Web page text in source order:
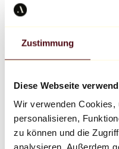
Zustimmung
Diese Webseite
Wir verwenden Cookies,
personalisieren,
zu können und die
analysieren. Außerdem
Richard
Keith
Jeff Koons
Jean-
Alle
Werk der Woche